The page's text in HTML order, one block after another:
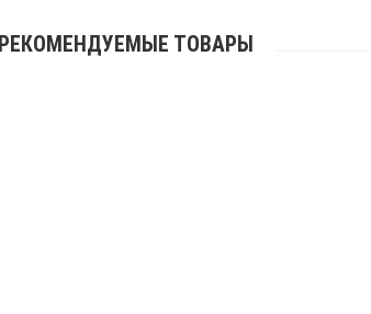
РЕКОМЕНДУЕМЫЕ ТОВАРЫ